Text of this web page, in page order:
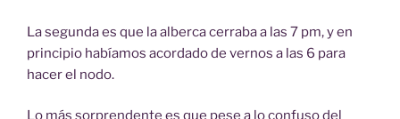
La segunda es que la alberca cerraba a las 7 pm, y en
principio habíamos acordado de vernos a las 6 para
hacer el nodo.
Lo más sorprendente es que pese a lo confuso del